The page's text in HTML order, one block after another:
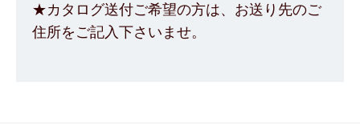
★カタログ送付ご希望の方は、お送り先のご
住所をご記入下さいませ。